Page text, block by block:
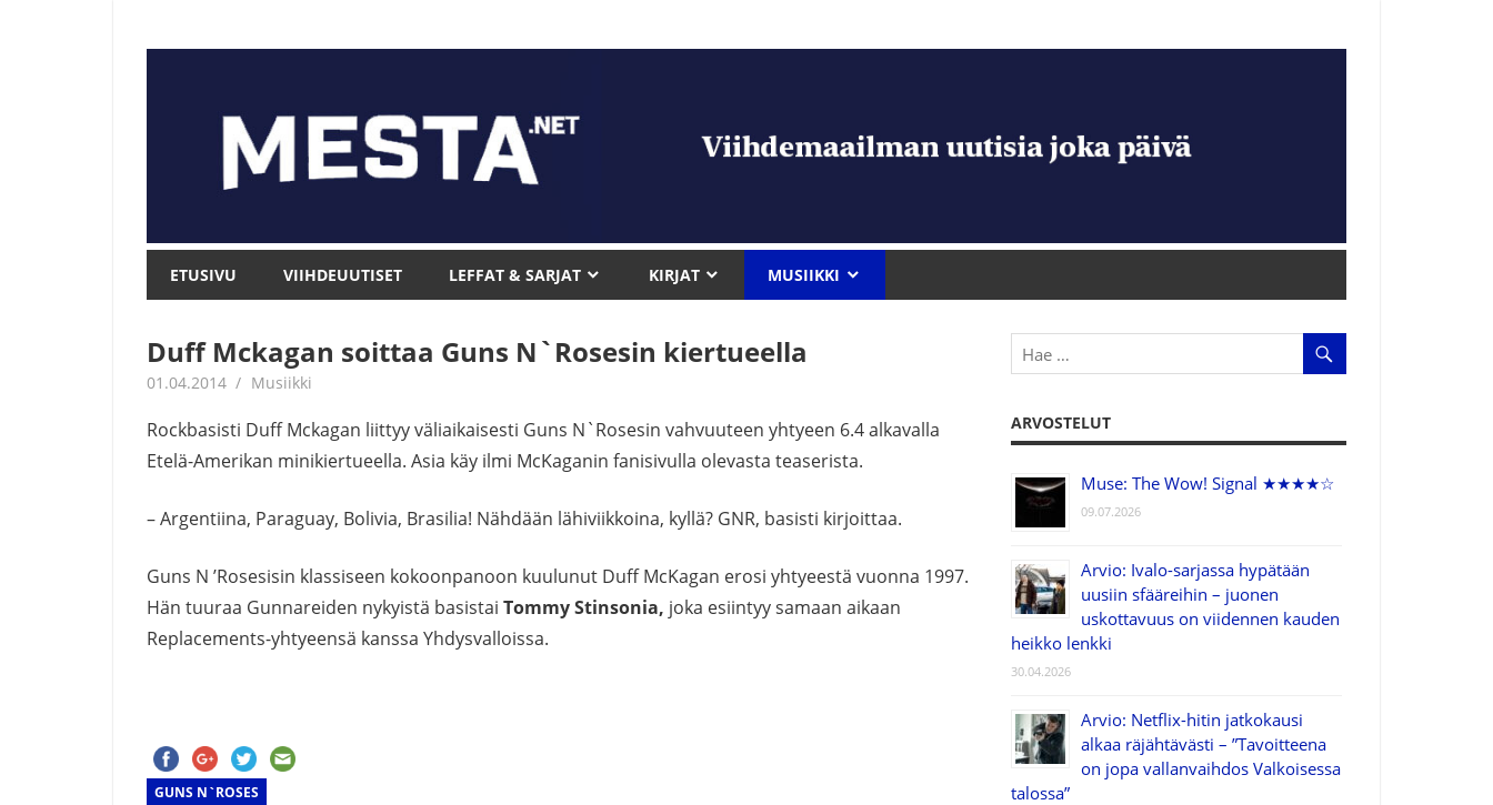
Mesta.net
ETUSIVU VIIHDEUUTISET LEFFAT & SARJAT KIRJAT MUSIIKKI
Duff Mckagan soittaa Guns N`Rosesin kiertueella
01.04.2014 mestanet
Musiikki
Rockbasisti Duff Mckagan liittyy väliaikaisesti Guns N`Rosesin vahvuuteen yhtyeen 6.4 alkavalla
Etelä-Amerikan minikiertueella. Asia käy ilmi McKaganin fanisivulla olevasta teaserista.
– Argentiina, Paraguay, Bolivia, Brasilia! Nähdään lähiviikkoina, kyllä? GNR, basisti kirjoittaa.
Guns N ’Rosesisin klassiseen kokoonpanoon kuulunut Duff McKagan erosi yhtyeestä vuonna 1997.
Hän tuuraa Gunnareiden nykyistä basistai Tommy Stinsonia, joka esiintyy samaan aikaan
Replacements-yhtyeensä kanssa Yhdysvalloissa.
GUNS N`ROSES
ARVOSTELUT
Muse: The Wow! Signal ★★★★☆
09.07.2026
Arvio: Ivalo-sarjassa hypätään
uusiin sfääreihin – juonen
uskottavuus on viidennen kauden
heikko lenkki
30.04.2026
Arvio: Netflix-hitin jatkokausi
alkaa räjähtävästi – ”Tavoitteena
on jopa vallanvaihdos Valkoisessa
talossa”